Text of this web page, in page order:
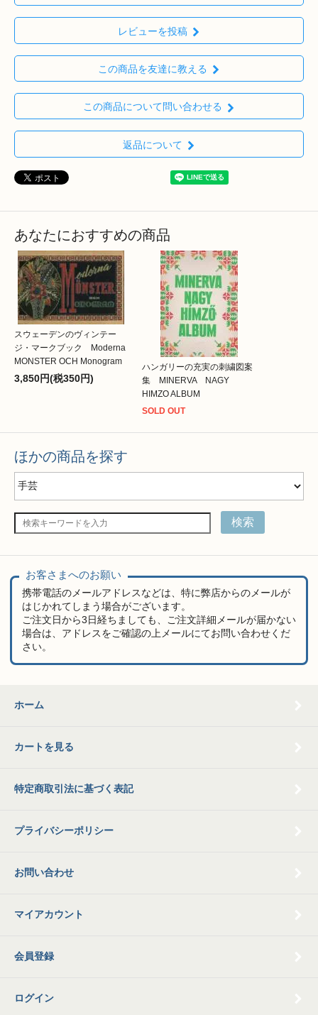
レビューを投稿
この商品を友達に教える
この商品について問い合わせる
返品について
あなたにおすすめの商品
スウェーデンのヴィンテー
ジ・マークブック Moderna
MONSTER OCH Monogram
3,850円(税350円)
ハンガリーの充実の刺繍図案
集 MINERVA NAGY
HIMZO ALBUM
SOLD OUT
ほかの商品を探す
検索
お客さまへのお願い
携帯電話のメールアドレスなどは、特に弊店からのメールが
はじかれてしまう場合がございます。
ご注文日から3日経ちましても、ご注文詳細メールが届かない
場合は、アドレスをご確認の上メールにてお問い合わせくだ
さい。
ホーム
カートを見る
特定商取引法に基づく表記
プライバシーポリシー
お問い合わせ
マイアカウント
会員登録
ログイン